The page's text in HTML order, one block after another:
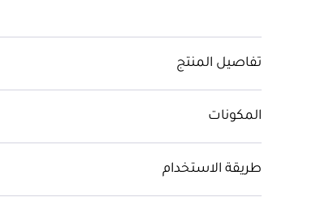
تفاصيل المنتج
المكونات
طريقة الاستخدام